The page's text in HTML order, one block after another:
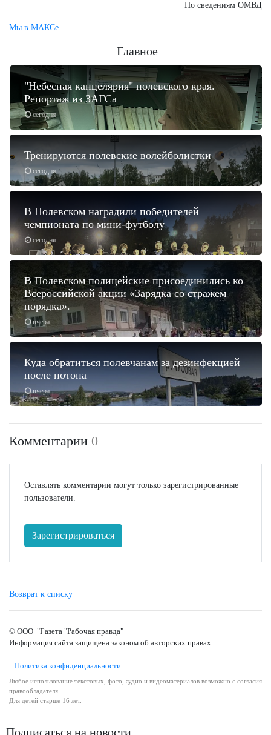
По сведениям ОМВД
Мы в МАКСе
Главное
сегодня
"Небесная канцелярия" полевского края.
Репортаж из ЗАГСа
сегодня
Тренируются полевские волейболистки
сегодня
В Полевском наградили победителей
чемпионата по мини-футболу
вчера
В Полевском полицейские присоединились ко
Всероссийской акции «Зарядка со стражем
порядка».
вчера
Куда обратиться полевчанам за дезинфекцией
после потопа
Комментарии 0
Оставлять комментарии могут только зарегистрированные
пользователи.
Зарегистрироваться
Возврат к списку
© ООО "Газета "Рабочая правда"
Информация сайта защищена законом об авторских правах.
Политика конфиденциальности
Любое использование текстовых, фото, аудио и видеоматериалов возможно с согласия
правообладателя.
Для детей старше 16 лет.
Подписаться на новости